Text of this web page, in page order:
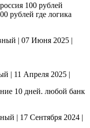
100 рублей
рублей где логика
| 07 Июня 2025 |
| 11 Апреля 2025 |
10 дней. любой банк
| 17 Сентября 2024 |